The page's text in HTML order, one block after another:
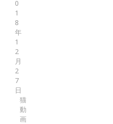
0
1
8
年
1
2
月
2
7
日
猫
動
画